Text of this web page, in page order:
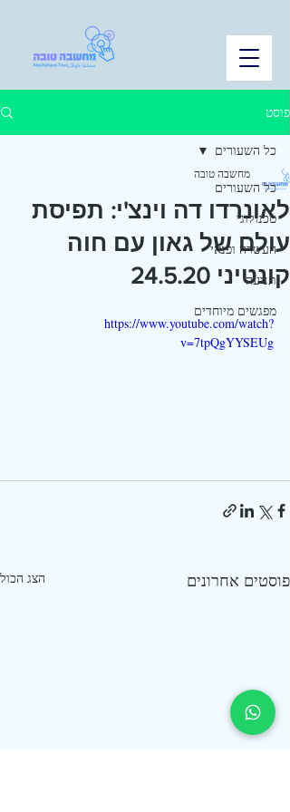
פוסט
כל השעורים
טכנולוגי
העשרה ופנאי
תנועה
מפגשים מיוחדים
כל השעורים
לאונרדו דה וינצ'י: תפיסת
עולם של גאון עם חוה
קונטיני 24.5.20
מחשבה טובה
https://www.youtube.com/watch?
v=7tpQgYYSEUg
פוסטים אחרונים הצג הכול